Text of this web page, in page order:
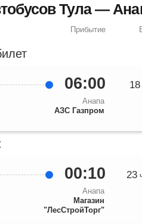
Тула —
Прибытие
06:00
Анапа
АЗС Газпром
18
00:10
Анапа
Магазин
"ЛесСтройТорг"
23